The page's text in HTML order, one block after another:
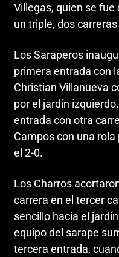
Villegas, quien se fue
un triple, dos
Los Saraperos
primera entrada con
Christian Villanueva
por el jardín
entrada con otra
Campos con una
el 2-0.
Los Charros
carrera en el tercer
sencillo hacia el
equipo del sarape
tercera entrada,